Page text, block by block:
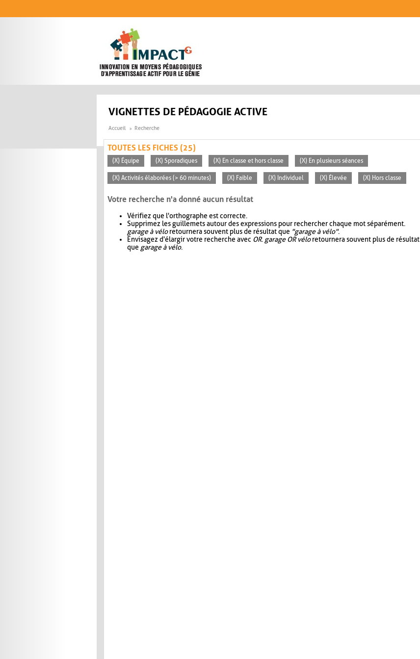
VIGNETTES DE PÉDAGOGIE ACTIVE
Accueil Recherche
TOUTES LES FICHES (25)
(X) Équipe (X) Sporadiques (X) En classe et hors classe (X) En plusieurs séances
(X) Activités élaborées (> 60 minutes) (X) Faible (X) Individuel (X) Élevée (X) Hors classe
Votre recherche n'a donné aucun résultat
Vérifiez que l'orthographe est correcte.
Supprimez les guillemets autour des expressions pour rechercher chaque mot séparément.
garage à véloretournera souvent plus de résultat que "garage à vélo".
Envisagez d'élargir votre recherche avec OR. garage OR véloretournera souvent plus de résultat
que garage à vélo.